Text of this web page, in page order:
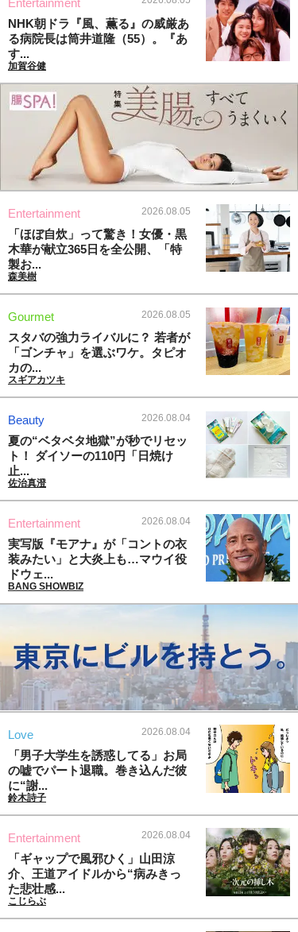
NHK朝ドラ『風、薫る』の威厳あ
る病院長は筒井道隆（55）。『あ
す...
加賀谷健
Entertainment 2026.08.05
「ほぼ自炊」って驚き！女優・黒
木華が献立365日を全公開、「特
製お...
森美樹
Gourmet 2026.08.05
スタバの強力ライバルに？ 若者が
「ゴンチャ」を選ぶワケ。タピオ
カの...
スギアカツキ
Beauty 2026.08.04
夏の“ベタベタ地獄”が秒でリセッ
ト！ ダイソーの110円「日焼け
止...
佐治真澄
Entertainment 2026.08.04
実写版『モアナ』が「コントの衣
装みたい」と大炎上も…マウイ役
ドウェ...
BANG SHOWBIZ
Love 2026.08.04
「男子大学生を誘惑してる」お局
の嘘でパート退職。巻き込んだ彼
に“謝...
鈴木詩子
Entertainment 2026.08.04
「ギャップで風邪ひく」山田涼
介、王道アイドルから“病みきっ
た悲壮感...
こじらぶ